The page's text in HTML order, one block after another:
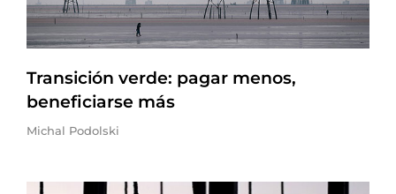
Transición verde: pagar menos,
beneficiarse más
Michal Podolski